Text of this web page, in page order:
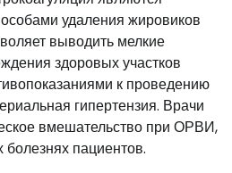
удаления жировиков
выводить мелкие
здоровых участков
к проведению
гипертензия. Врачи
вмешательство при ОРВИ,
болезнях пациентов.